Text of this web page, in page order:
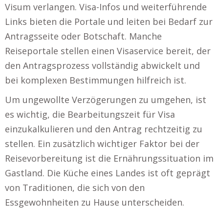
Visum verlangen. Visa-Infos und weiterführende
Links bieten die Portale und leiten bei Bedarf zur
Antragsseite oder Botschaft. Manche
Reiseportale stellen einen Visaservice bereit, der
den Antragsprozess vollständig abwickelt und
bei komplexen Bestimmungen hilfreich ist.
Um ungewollte Verzögerungen zu umgehen, ist
es wichtig, die Bearbeitungszeit für Visa
einzukalkulieren und den Antrag rechtzeitig zu
stellen. Ein zusätzlich wichtiger Faktor bei der
Reisevorbereitung ist die Ernährungssituation im
Gastland. Die Küche eines Landes ist oft geprägt
von Traditionen, die sich von den
Essgewohnheiten zu Hause unterscheiden.